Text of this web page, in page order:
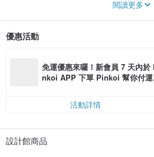
閱讀更多
優惠活動
免運優惠來囉！新會員 7 天內於
nkoi APP 下單 Pinkoi 幫你付運
活動詳情
設計館商品